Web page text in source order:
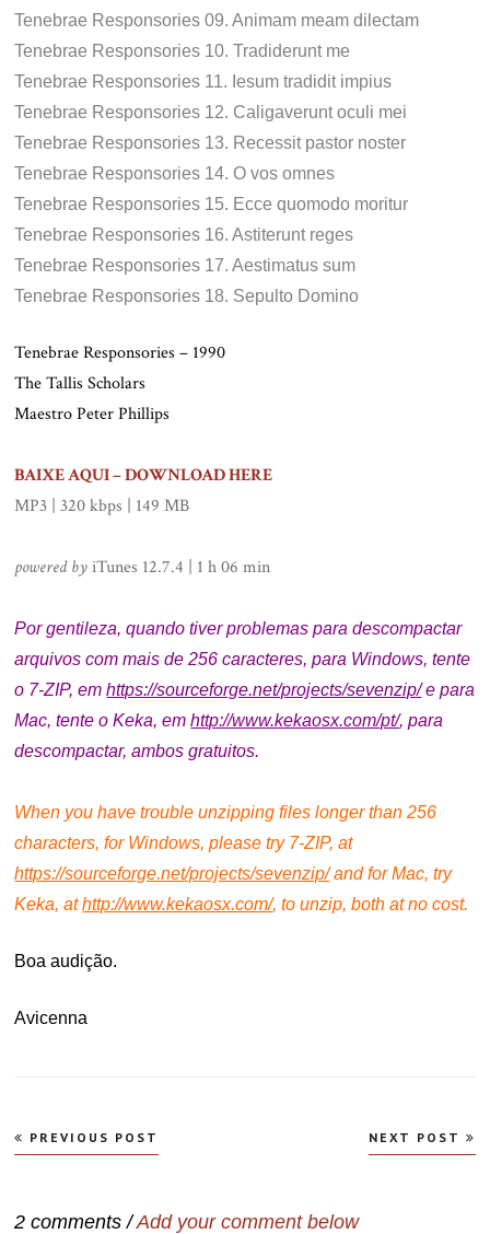
Tenebrae Responsories 09. Animam meam dilectam
Tenebrae Responsories 10. Tradiderunt me
Tenebrae Responsories 11. Iesum tradidit impius
Tenebrae Responsories 12. Caligaverunt oculi mei
Tenebrae Responsories 13. Recessit pastor noster
Tenebrae Responsories 14. O vos omnes
Tenebrae Responsories 15. Ecce quomodo moritur
Tenebrae Responsories 16. Astiterunt reges
Tenebrae Responsories 17. Aestimatus sum
Tenebrae Responsories 18. Sepulto Domino
Tenebrae Responsories – 1990
The Tallis Scholars
Maestro Peter Phillips
BAIXE AQUI – DOWNLOAD HERE
MP3 | 320 kbps | 149 MB
powered byiTunes 12.7.4 | 1 h 06 min
Por gentileza, quando tiver problemas para descompactar
arquivos com mais de 256 caracteres, para Windows, tente
o 7-ZIP, emhttps://sourceforge.net/projects/sevenzip/e para
Mac, tente o Keka, emhttp://www.kekaosx.com/pt/, para
descompactar, ambos gratuitos.
When you have trouble unzipping files longer than 256
characters, for Windows, please try 7-ZIP, at
https://sourceforge.net/projects/sevenzip/and for Mac, try
Keka, athttp://www.kekaosx.com/, to unzip, both at no cost.
Boa audição.
Avicenna
Navegação
de
PREVIOUS POST NEXT POST
2 comments /Add your comment below